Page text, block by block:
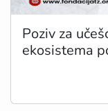
Poziv za
ekosistema